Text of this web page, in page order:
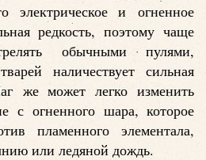
и огненное
редкость, поэтому чаще
обычными пулями,
наличествует сильная
же может легко изменить
с огненного шара, которое
пламенного элементала,
или ледяной дождь.